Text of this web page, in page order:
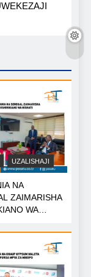
UZALISHAJI
NA
ZAIMARISHA
WA